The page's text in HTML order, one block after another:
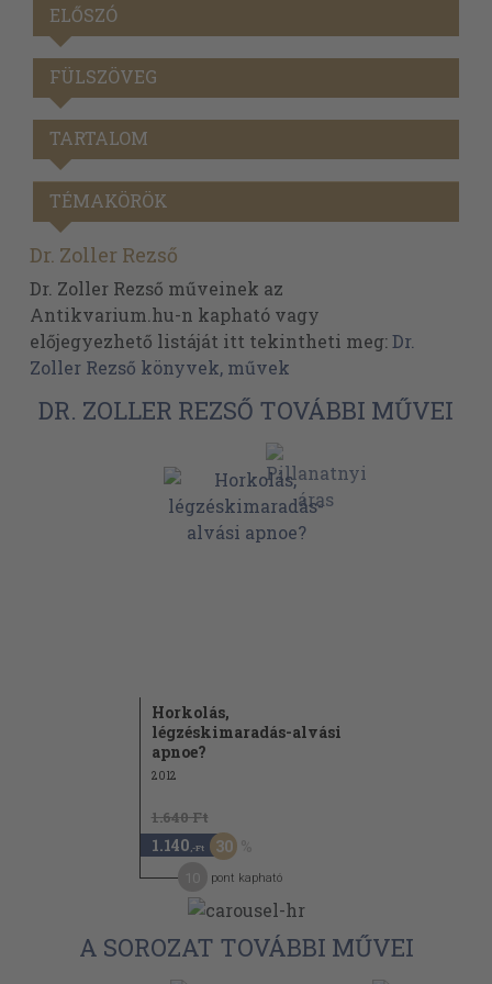
ELŐSZÓ
FÜLSZÖVEG
TARTALOM
TÉMAKÖRÖK
Dr. Zoller Rezső
Dr. Zoller Rezső műveinek az
Antikvarium.hu-n kapható vagy
előjegyezhető listáját itt tekintheti meg:Dr.
Zoller Rezső könyvek, művek
DR. ZOLLER REZSŐ TOVÁBBI MŰVEI
Horkolás,
légzéskimaradás-alvási
apnoe?
2012
1.640 Ft
1.140 ,-Ft 30
pont kapható
A SOROZAT TOVÁBBI MŰVEI